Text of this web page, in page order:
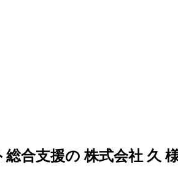
合支援の 株式会社 久